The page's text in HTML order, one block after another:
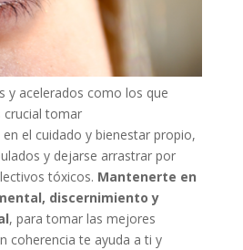
y acelerados como los que
crucial tomar
el cuidado y bienestar propio,
y dejarse arrastrar por
tóxicos. Mantenerte en
discernimiento y
, para tomar las mejores
coherencia te ayuda a ti y